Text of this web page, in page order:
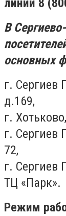
линии 8
В
основных
г. Сергиев
д.169,
г.
г. Сергиев
72,
г. Сергиев
ТЦ «Парк».
Режим